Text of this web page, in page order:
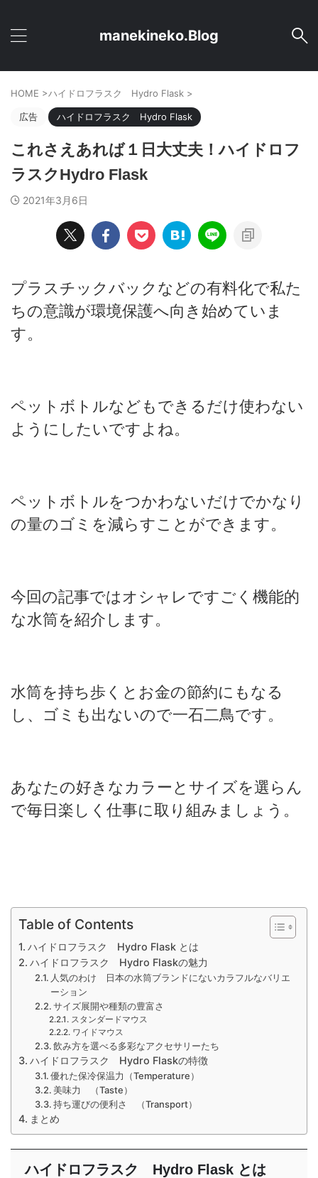
manekineko.Blog
HOME >ハイドロフラスク Hydro Flask >
広告 ハイドロフラスク Hydro Flask
これさえあれば１日大丈夫！ハイドロフ
ラスクHydro Flask
2021年3月6日
プラスチックバックなどの有料化で私た
ちの意識が環境保護へ向き始めていま
す。
ペットボトルなどもできるだけ使わない
ようにしたいですよね。
ペットボトルをつかわないだけでかなり
の量のゴミを減らすことができます。
今回の記事ではオシャレですごく機能的
な水筒を紹介します。
水筒を持ち歩くとお金の節約にもなる
し、ゴミも出ないので一石二鳥です。
あなたの好きなカラーとサイズを選らん
で毎日楽しく仕事に取り組みましょう。
Table of Contents
ハイドロフラスク Hydro Flask とは
ハイドロフラスク Hydro Flaskの魅力
人気のわけ 日本の水筒ブランドにないカラフルなバリエ
ーション
サイズ展開や種類の豊富さ
スタンダードマウス
ワイドマウス
飲み方を選べる多彩なアクセサリーたち
ハイドロフラスク Hydro Flaskの特徴
優れた保冷保温力（Temperature）
美味力 （Taste）
持ち運びの便利さ （Transport）
まとめ
ハイドロフラスク Hydro Flask とは